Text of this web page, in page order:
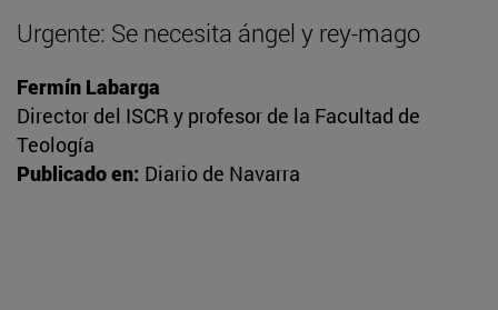
Urgente: Se necesita ángel y rey-mago
Fermín Labarga
Director del ISCR y profesor de la Facultad de
Teología
Publicado en: Diario de Navarra